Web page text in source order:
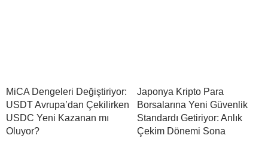
MiCA Dengeleri Değiştiriyor:
USDT Avrupa’dan Çekilirken
USDC Yeni Kazanan mı
Oluyor?
Japonya Kripto Para
Borsalarına Yeni Güvenlik
Standardı Getiriyor: Anlık
Çekim Dönemi Sona